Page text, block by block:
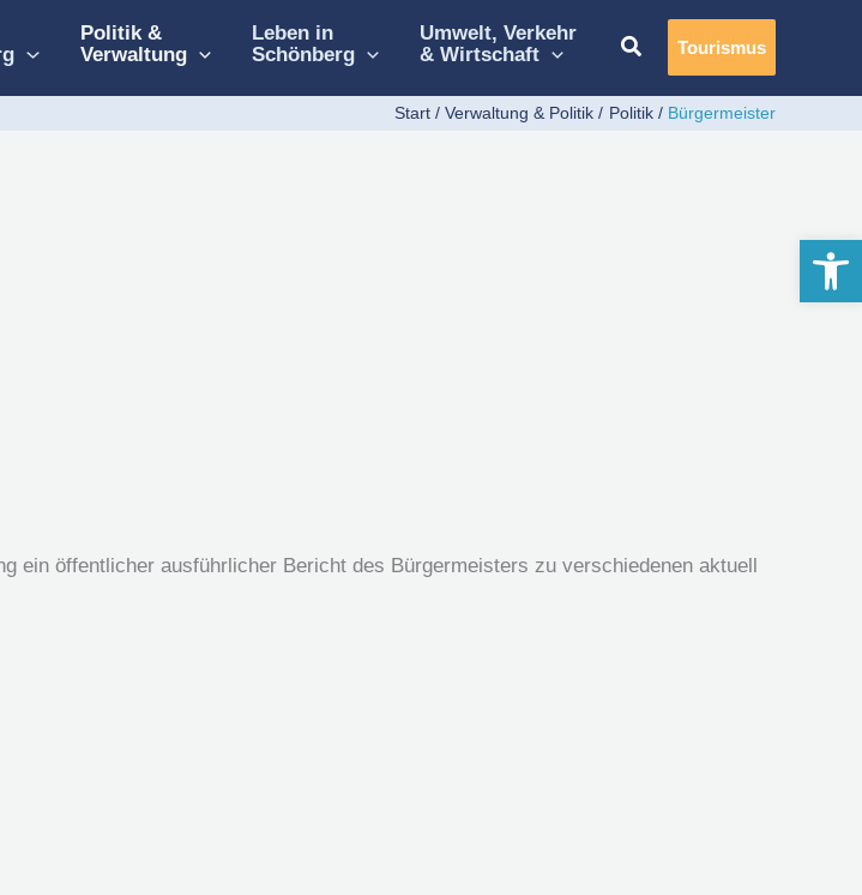
Politik &
Verwaltung
Leben in
Schönberg
Umwelt, Verkehr
& Wirtschaft
Tourismus
Start Verwaltung & Politik Politik Bürgermeister
ein öffentlicher ausführlicher Bericht des Bürgermeisters zu verschiedenen aktuell